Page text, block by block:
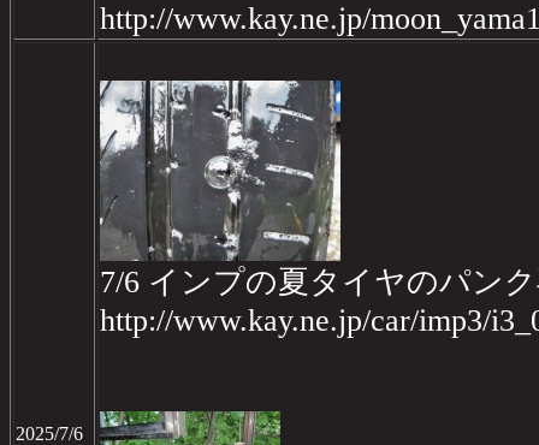
http://www.kay.ne.jp/
2025/7/6
7/6 インプの夏タイヤのパン
http://www.kay.ne.jp/car/imp3/